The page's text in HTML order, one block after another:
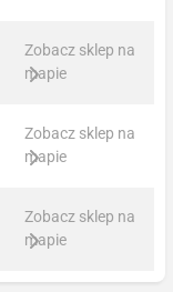
Zobacz sklep na
mapie
Zobacz sklep na
mapie
Zobacz sklep na
mapie